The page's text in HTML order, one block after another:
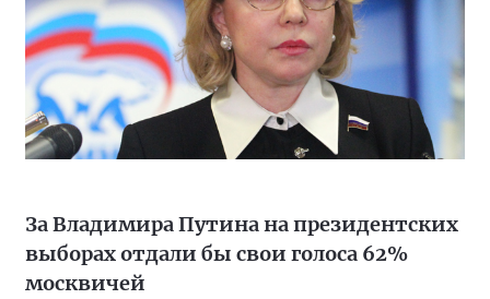
За Владимира Путина на президентских
выборах отдали бы свои голоса 62%
москвичей